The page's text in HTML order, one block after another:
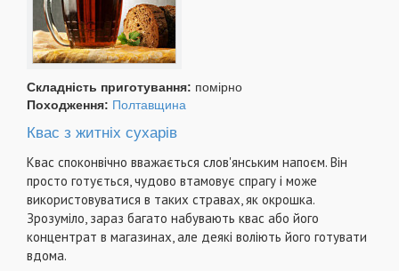
Складність приготування: помірно
Походження: Полтавщина
Квас з житніх сухарів
Квас споконвічно вважається слов'янським напоєм. Він
просто готується, чудово втамовує спрагу і може
використовуватися в таких стравах, як окрошка.
Зрозуміло, зараз багато набувають квас або його
концентрат в магазинах, але деякі воліють його готувати
вдома.